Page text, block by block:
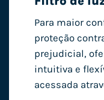
Para maior
proteção
prejudicial,
intuitiva e
acessada